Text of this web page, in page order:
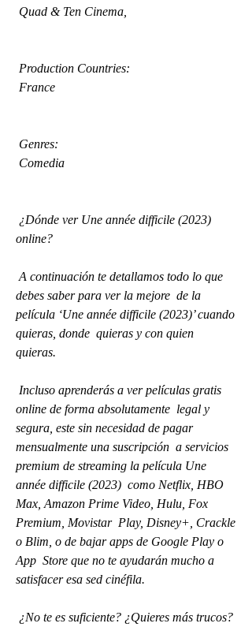
Quad & Ten Cinema,
Production Countries:
France
Genres:
Comedia
online?
debes saber para ver la mejore  de la
película ‘Une année difficile (2023)’ cuando
quieras, donde  quieras y con quien
quieras.
online de forma absolutamente  legal y
segura, este sin necesidad de pagar
mensualmente una suscripción  a servicios
premium de streaming la película Une
année difficile (2023)  como Netflix, HBO
Max, Amazon Prime Video, Hulu, Fox
Premium, Movistar  Play, Disney+, Crackle
o Blim, o de bajar apps de Google Play o
App  Store que no te ayudarán mucho a
satisfacer esa sed cinéfila.